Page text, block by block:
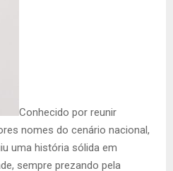
Conhecido por reunir
nomes do cenário nacional,
uma história sólida em
sempre prezando pela